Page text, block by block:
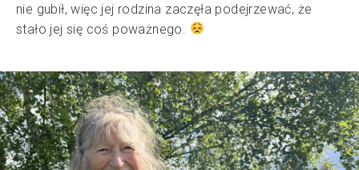
nie gubił, więc jej rodzina zaczęła podejrzewać, że
stało jej się coś poważnego.